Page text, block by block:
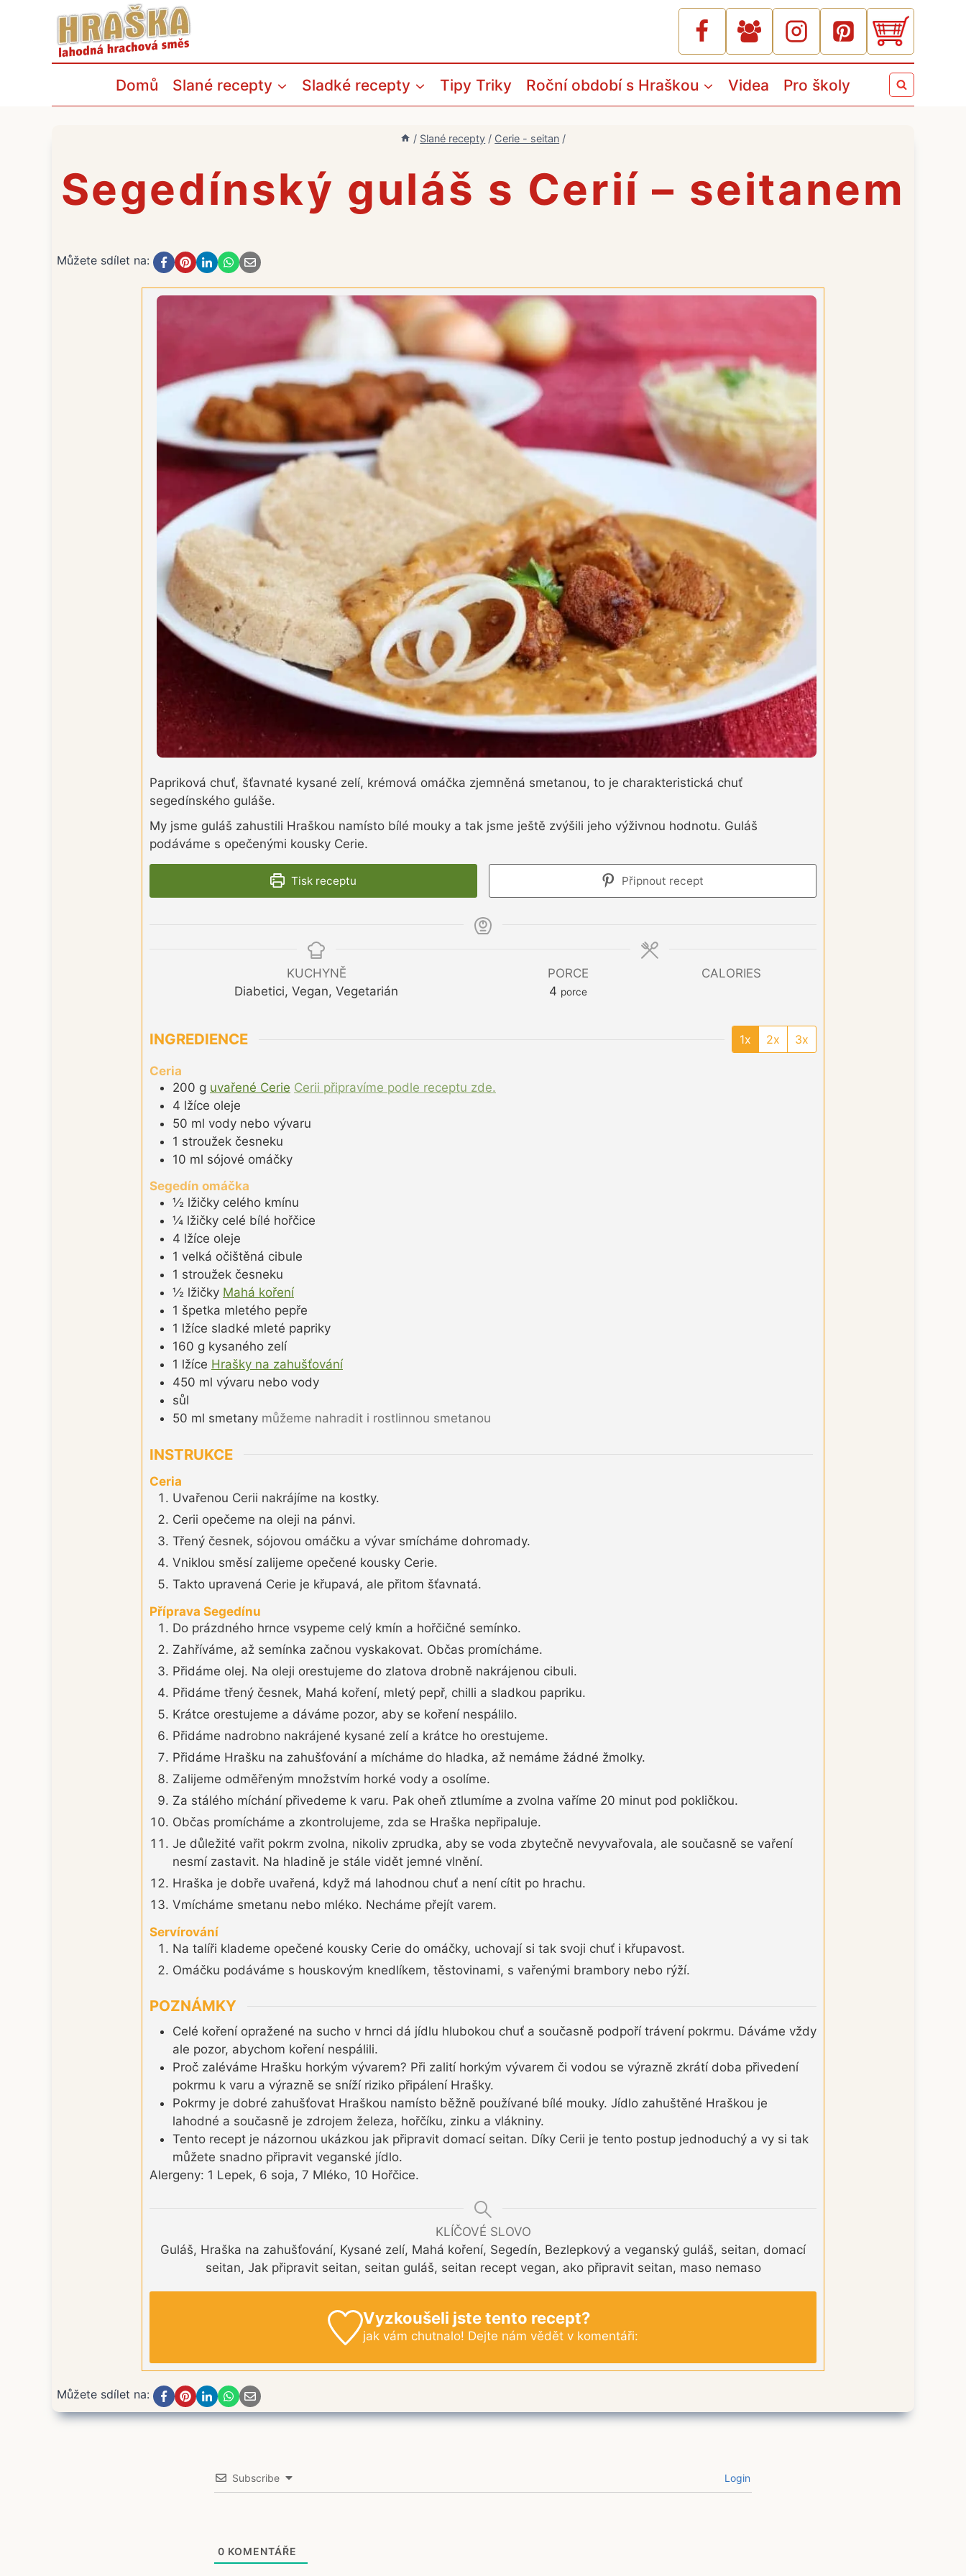
Domů Slané recepty Sladké recepty Tipy Triky Roční období s Hraškou Videa Pro školy
/ Slané recepty / Cerie - seitan /
Segedínský guláš s Cerií – seitanem
Můžete sdílet na:
Papriková chuť, šťavnaté kysané zelí, krémová omáčka zjemněná smetanou, to je charakteristická chuť
segedínského guláše.
My jsme guláš zahustili Hraškou namísto bílé mouky a tak jsme ještě zvýšili jeho výživnou hodnotu. Guláš
podáváme s opečenými kousky Cerie.
Tisk receptu Připnout recept
KUCHYNĚ
Diabetici, Vegan, Vegetarián
PORCE
4 porce
CALORIES
INGREDIENCE 1x 2x 3x
Ceria
200 g uvařené Cerie Cerii připravíme podle receptu zde.
4 lžíce oleje
50 ml vody nebo vývaru
1 stroužek česneku
10 ml sójové omáčky
Segedín omáčka
½ lžičky celého kmínu
¼ lžičky celé bílé hořčice
4 lžíce oleje
1 velká očištěná cibule
1 stroužek česneku
½ lžičky Mahá koření
1 špetka mletého pepře
1 lžíce sladké mleté papriky
160 g kysaného zelí
1 lžíce Hrašky na zahušťování
450 ml vývaru nebo vody
sůl
50 ml smetany můžeme nahradit i rostlinnou smetanou
INSTRUKCE
Ceria
Uvařenou Cerii nakrájíme na kostky.
Cerii opečeme na oleji na pánvi.
Třený česnek, sójovou omáčku a vývar smícháme dohromady.
Vniklou směsí zalijeme opečené kousky Cerie.
Takto upravená Cerie je křupavá, ale přitom šťavnatá.
Příprava Segedínu
Do prázdného hrnce vsypeme celý kmín a hořčičné semínko.
Zahříváme, až semínka začnou vyskakovat. Občas promícháme.
Přidáme olej. Na oleji orestujeme do zlatova drobně nakrájenou cibuli.
Přidáme třený česnek, Mahá koření, mletý pepř, chilli a sladkou papriku.
Krátce orestujeme a dáváme pozor, aby se koření nespálilo.
Přidáme nadrobno nakrájené kysané zelí a krátce ho orestujeme.
Přidáme Hrašku na zahušťování a mícháme do hladka, až nemáme žádné žmolky.
Zalijeme odměřeným množstvím horké vody a osolíme.
Za stálého míchání přivedeme k varu. Pak oheň ztlumíme a zvolna vaříme 20 minut pod pokličkou.
Občas promícháme a zkontrolujeme, zda se Hraška nepřipaluje.
Je důležité vařit pokrm zvolna, nikoliv zprudka, aby se voda zbytečně nevyvařovala, ale současně se vaření
nesmí zastavit. Na hladině je stále vidět jemné vlnění.
Hraška je dobře uvařená, když má lahodnou chuť a není cítit po hrachu.
Vmícháme smetanu nebo mléko. Necháme přejít varem.
Servírování
Na talíři klademe opečené kousky Cerie do omáčky, uchovají si tak svoji chuť i křupavost.
Omáčku podáváme s houskovým knedlíkem, těstovinami, s vařenými brambory nebo rýží.
POZNÁMKY
Celé koření opražené na sucho v hrnci dá jídlu hlubokou chuť a současně podpoří trávení pokrmu. Dáváme vždy
ale pozor, abychom koření nespálili.
Proč zaléváme Hrašku horkým vývarem? Při zalití horkým vývarem či vodou se výrazně zkrátí doba přivedení
pokrmu k varu a výrazně se sníží riziko připálení Hrašky.
Pokrmy je dobré zahušťovat Hraškou namísto běžně používané bílé mouky. Jídlo zahuštěné Hraškou je
lahodné a současně je zdrojem železa, hořčíku, zinku a vlákniny.
Tento recept je názornou ukázkou jak připravit domací seitan. Díky Cerii je tento postup jednoduchý a vy si tak
můžete snadno připravit veganské jídlo.
Alergeny: 1 Lepek, 6 soja, 7 Mléko, 10 Hořčice.
KLÍČOVÉ SLOVO
Guláš, Hraška na zahušťování, Kysané zelí, Mahá koření, Segedín, Bezlepkový a veganský guláš, seitan, domací
seitan, Jak připravit seitan, seitan guláš, seitan recept vegan, ako připravit seitan, maso nemaso
Vyzkoušeli jste tento recept?
jak vám chutnalo! Dejte nám vědět v komentáři:
Můžete sdílet na:
Subscribe Login
0 KOMENTÁŘE